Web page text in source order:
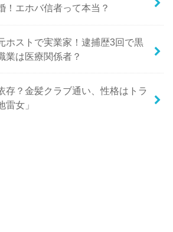
！エホバ信者って本当？
ホストで実業家！逮捕歴3回で黒
業は医療関係者？
存？金髪クラブ通い、性格はトラ
雷女」